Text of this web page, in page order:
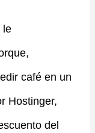
le
café en un
Hostinger,
del